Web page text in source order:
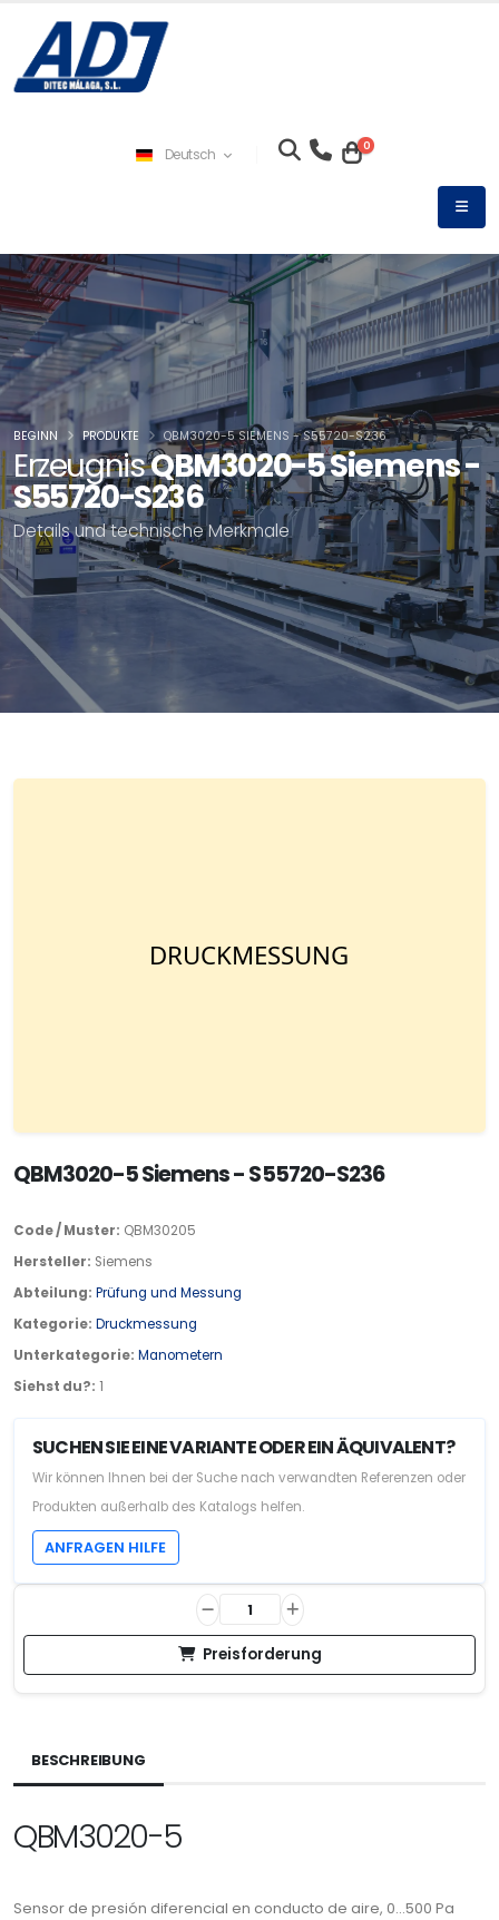
Deutsch 0
ErzeugnisQBM3020-5 Siemens -
S55720-S236
Details und technische Merkmale
BEGINN PRODUKTE QBM3020-5 SIEMENS - S55720-S236
QBM3020-5 Siemens - S55720-S236
Code / Muster: QBM30205
Hersteller: Siemens
Abteilung: Prüfung und Messung
Kategorie: Druckmessung
Unterkategorie: Manometern
Siehst du?: 1
SUCHEN SIE EINE VARIANTE ODER EIN ÄQUIVALENT?
Wir können Ihnen bei der Suche nach verwandten Referenzen oder
Produkten außerhalb des Katalogs helfen.
ANFRAGEN HILFE
Preisforderung
BESCHREIBUNG
QBM3020-5
Sensor de presión diferencial en conducto de aire, 0...500 Pa